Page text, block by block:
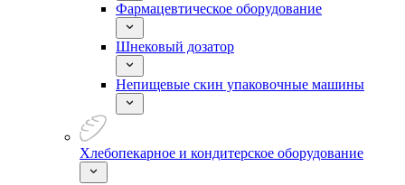
Фармацевтическое оборудование
Шнековый дозатор
Непищевые скин упаковочные машины
Хлебопекарное и кондитерское оборудование